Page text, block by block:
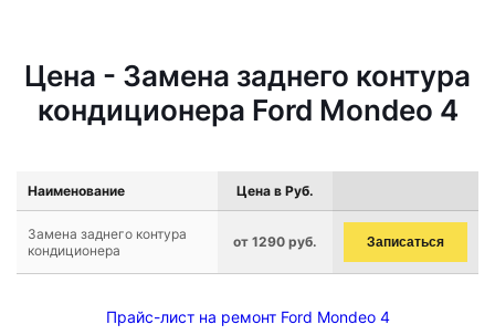
Цена - Замена заднего контура
кондиционера Ford Mondeo 4
Наименование Цена в Руб.
Замена заднего контура
кондиционера
от 1290 руб. Записаться
Прайс-лист на ремонт Ford Mondeo 4